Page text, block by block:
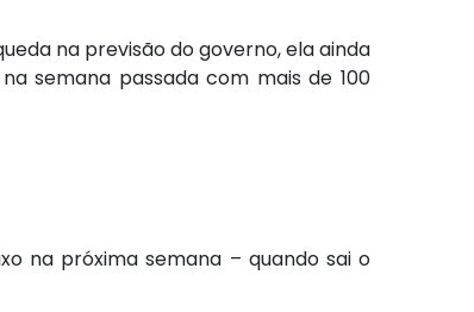
na previsão do governo, ela ainda
semana passada com mais de 100
na próxima semana – quando sai o